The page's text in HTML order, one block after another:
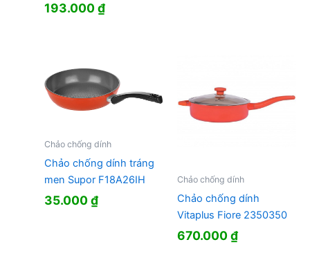
193.000₫
Chảo chống dính
Chảo chống dính tráng
men Supor F18A26IH
35.000₫
Chảo chống dính
Chảo chống dính
Vitaplus Fiore 2350350
670.000₫